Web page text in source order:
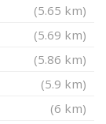
(5.65 km)
(5.69 km)
(5.86 km)
(5.9 km)
(6 km)